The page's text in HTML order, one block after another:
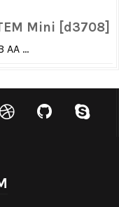
Mini [d3708]
...